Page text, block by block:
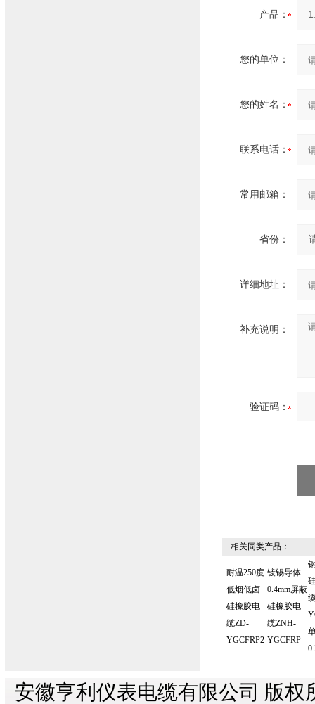
产品：
您的单位：
您的姓名：
联系电话：
常用邮箱：
省份：
详细地址：
补充说明：
验证码：
相关同类产品：
耐温250度
低烟低卤
硅橡胶电
缆ZD-
YGCFRP2
镀锡导体
0.4mm屏蔽
硅橡胶电
缆ZNH-
YGCFRP
安徽亨利仪表电缆有限公司 版权